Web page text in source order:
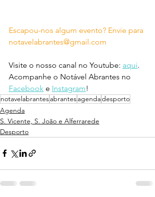
Escapou-nos algum evento? Envie para
notavelabrantes@gmail.com
Visite o nosso canal no Youtube: aqui.
Acompanhe o Notável Abrantes no
Facebook e Instagram!
notavelabrantesabrantesagendadesporto
Agenda
S. Vicente, S. João e Alferrarede
Desporto